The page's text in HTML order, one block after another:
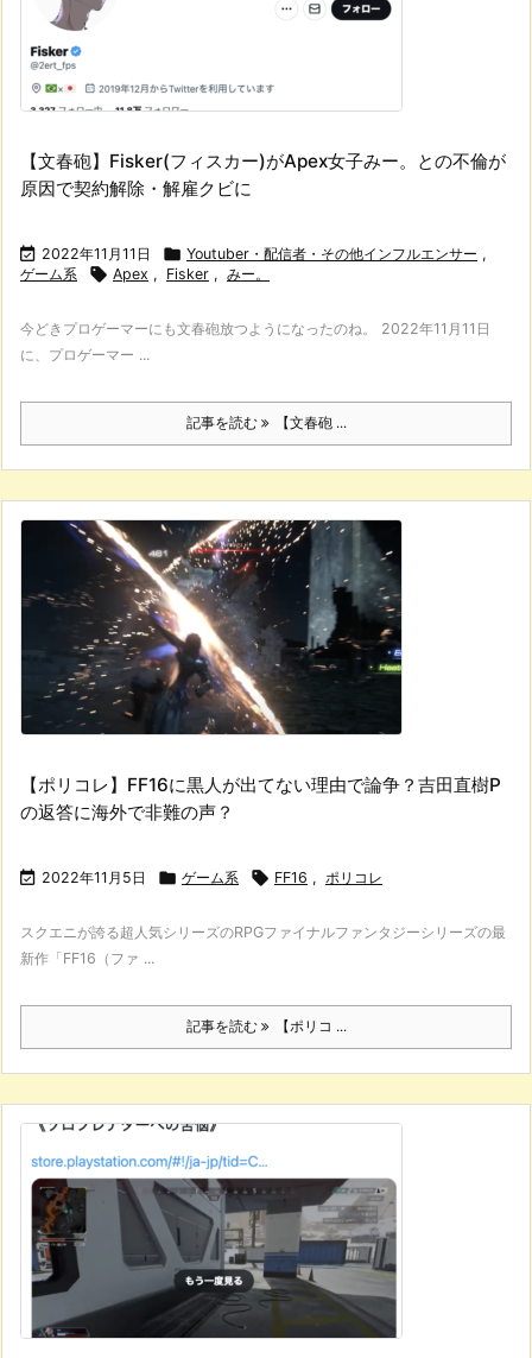
【文春砲】Fisker(フィスカー)がApex女子みー。との不倫が
原因で契約解除・解雇クビに
 2022年11月11日  Youtuber・配信者・その他インフルエンサー ,
ゲーム系
 Apex , Fisker , みー。
今どきプロゲーマーにも文春砲放つようになったのね。 2022年11月11日
に、プロゲーマー ...
記事を読む 【文春砲 ...
【ポリコレ】FF16に黒人が出てない理由で論争？吉田直樹P
の返答に海外で非難の声？
 2022年11月5日  ゲーム系  FF16 , ポリコレ
スクエニが誇る超人気シリーズのRPGファイナルファンタジーシリーズの最
新作「FF16（ファ ...
記事を読む 【ポリコ ...